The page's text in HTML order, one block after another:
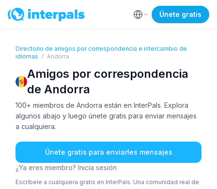
Únete gratis
Directorio de amigos por correspondencia e intercambio de
idiomas / Andorra
Amigos por correspondencia
de Andorra
100+ miembros de Andorra están en InterPals. Explora
algunos abajo y luego únete gratis para enviar mensajes
a cualquiera.
Únete gratis para enviarles mensajes
¿Ya eres miembro? Inicia sesión
Escríbele a cualquiera gratis en InterPals. Una comunidad real de